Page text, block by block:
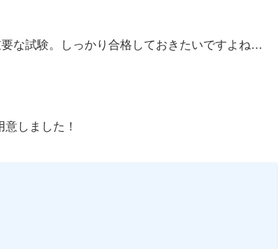
な試験。しっかり合格しておきたいですよね…
しました！